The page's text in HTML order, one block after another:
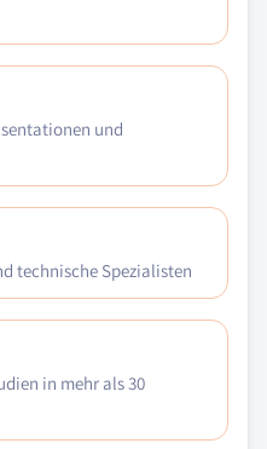
und
technische Spezialisten
in mehr als 30